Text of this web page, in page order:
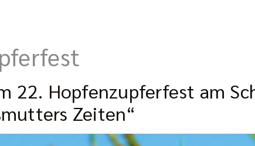
22. Hopfenzupferfest am
Zeiten“